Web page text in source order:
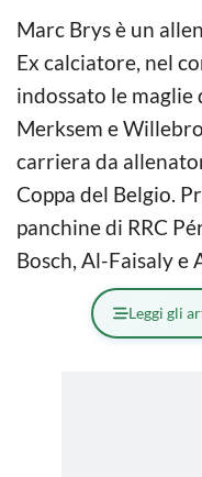
Marc Brys è un
Ex calciatore, nel
indossato le
Merksem e
carriera da
Coppa del Belgio.
panchine di RRC
Bosch, Al-Faisaly e
Leggi gli